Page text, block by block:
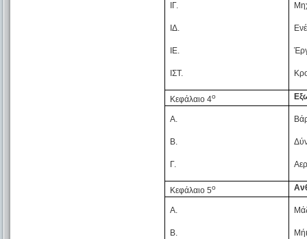
ΙΓ.
ΙΔ.
ΙΕ.
ΙΣΤ.
Κεφάλαιο 4ο
Α.
Β.
Γ.
Κεφάλαιο 5ο
Α.
Β.